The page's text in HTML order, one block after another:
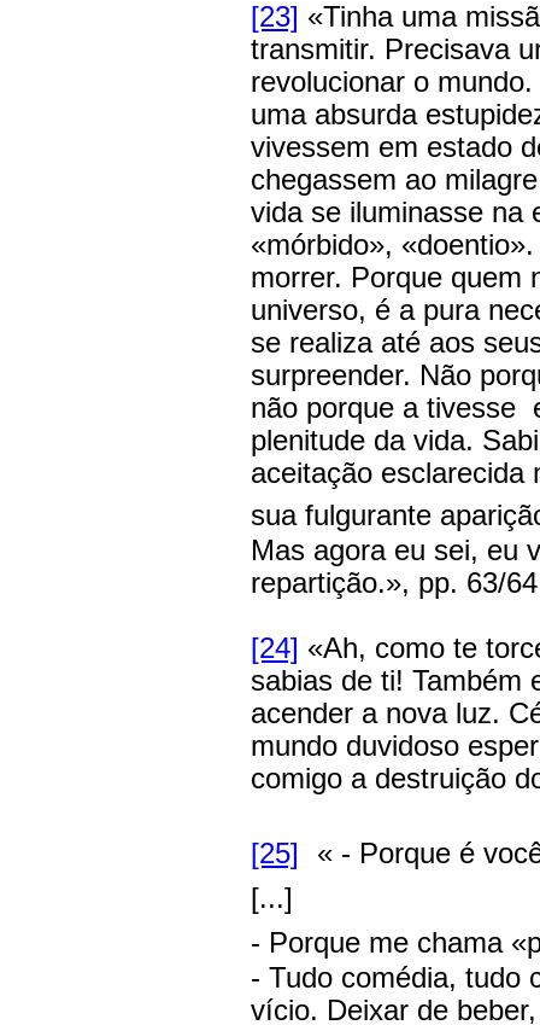
[23] «Tinha uma
transmitir. Precisava
revolucionar o
uma absurda
vivessem em estado
chegassem ao
vida se iluminasse na
«mórbido»,
morrer. Porque quem
universo, é a pura
se realiza até aos
surpreender. Não
não porque a tivesse
plenitude da vida.
aceitação
sua fulgurante
Mas agora eu sei, eu
repartição.», pp. 63/
[24] «Ah, como te
sabias de ti! Também
acender a nova luz.
mundo duvidoso
comigo a destruição
[25]
« - Porque é
[...]
- Porque me chama
- Tudo comédia, tudo
vício. Deixar de